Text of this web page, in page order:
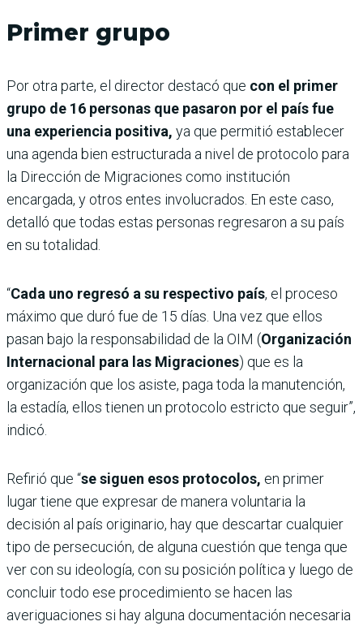
Primer grupo
Por otra parte, el director destacó que con el primer
grupo de 16 personas que pasaron por el país fue
una experiencia positiva, ya que permitió establecer
una agenda bien estructurada a nivel de protocolo para
la Dirección de Migraciones como institución
encargada, y otros entes involucrados. En este caso,
detalló que todas estas personas regresaron a su país
en su totalidad.
“Cada uno regresó a su respectivo país, el proceso
máximo que duró fue de 15 días. Una vez que ellos
pasan bajo la responsabilidad de la OIM (Organización
Internacional para las Migraciones) que es la
organización que los asiste, paga toda la manutención,
la estadía, ellos tienen un protocolo estricto que seguir”,
indicó.
Refirió que “se siguen esos protocolos, en primer
lugar tiene que expresar de manera voluntaria la
decisión al país originario, hay que descartar cualquier
tipo de persecución, de alguna cuestión que tenga que
ver con su ideología, con su posición política y luego de
concluir todo ese procedimiento se hacen las
averiguaciones si hay alguna documentación necesaria